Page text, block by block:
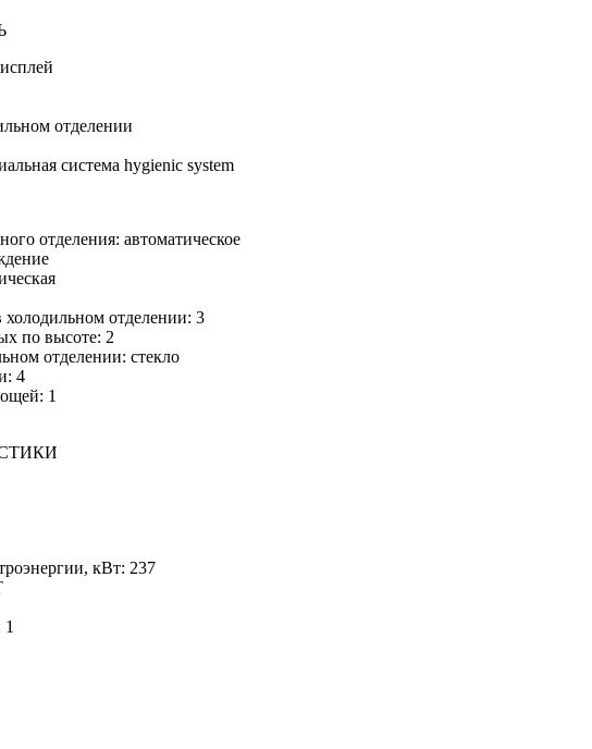
отделении
система hygienic system
отделения: автоматическое
отделении: 3
по высоте: 2
отделении: стекло
4
1
кВт: 237